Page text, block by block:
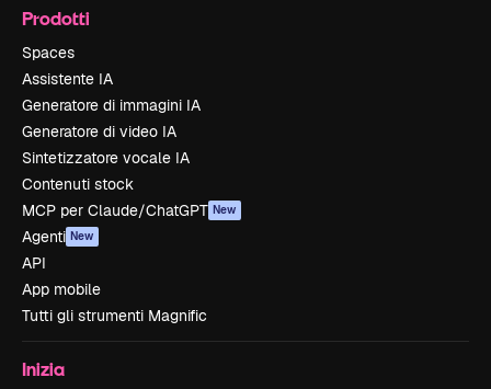
Prodotti
Spaces
Assistente IA
Generatore di immagini IA
Generatore di video IA
Sintetizzatore vocale IA
Contenuti stock
MCP per Claude/ChatGPT New
Agenti New
API
App mobile
Tutti gli strumenti Magnific
Inizia